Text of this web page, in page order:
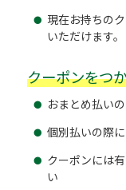
現在お持ちの
いただけます。
クーポンをつ
おまとめ払い
個別払いの際
クーポンには
い